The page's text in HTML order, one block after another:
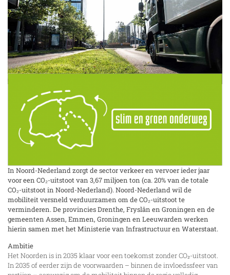
In Noord-Nederland zorgt de sector verkeer en vervoer ieder jaar
voor een CO₂-uitstoot van 3,67 miljoen ton (ca. 20% van de totale
CO₂-uitstoot in Noord-Nederland). Noord-Nederland wil de
mobiliteit versneld verduurzamen om de CO₂-uitstoot te
verminderen. De provincies Drenthe, Fryslân en Groningen en de
gemeenten Assen, Emmen, Groningen en Leeuwarden werken
hierin samen met het Ministerie van Infrastructuur en Waterstaat.
Ambitie
Het Noorden is in 2035 klaar voor een toekomst zonder CO₂-uitstoot.
In 2035 of eerder zijn de voorwaarden – binnen de invloedssfeer van